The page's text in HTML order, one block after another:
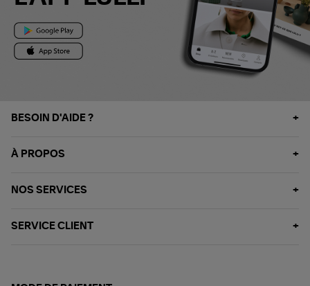
BESOIN D'AIDE ?
À PROPOS
NOS SERVICES
SERVICE CLIENT